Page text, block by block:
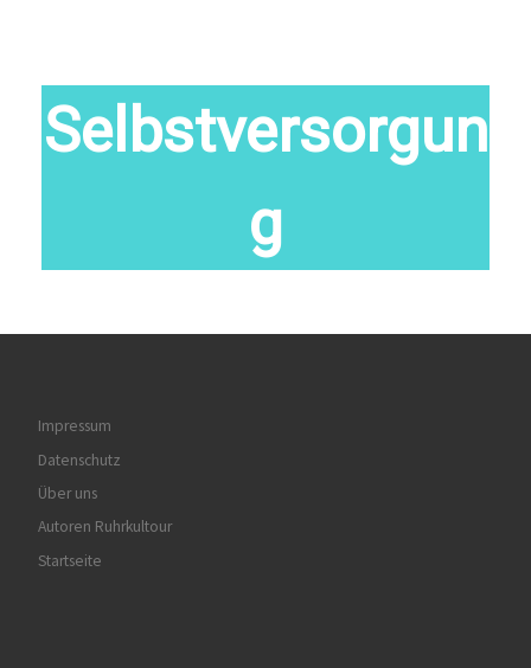
Selbstversorgun
g
Impressum
Datenschutz
Über uns
Autoren Ruhrkultour
Startseite